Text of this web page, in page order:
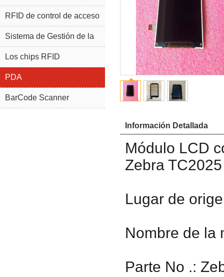
RFID de control de acceso
Sistema de Gestión de la
joyería RFID
Los chips RFID
PDA
BarCode Scanner
Información Detallada
Módulo LCD
Zebra TC2025
Lugar de
Nombre de la
Parte No .: